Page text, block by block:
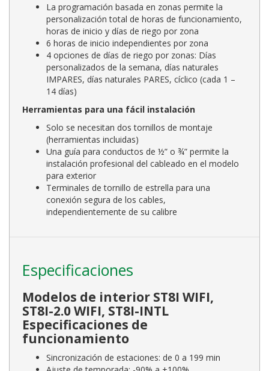
La programación basada en zonas permite la
personalización total de horas de funcionamiento,
horas de inicio y días de riego por zona
6 horas de inicio independientes por zona
4 opciones de días de riego por zonas: Días
personalizados de la semana, días naturales
IMPARES, días naturales PARES, cíclico (cada 1 –
14 días)
Herramientas para una fácil instalación
Solo se necesitan dos tornillos de montaje
(herramientas incluidas)
Una guía para conductos de ½” o ¾” permite la
instalación profesional del cableado en el modelo
para exterior
Terminales de tornillo de estrella para una
conexión segura de los cables,
independientemente de su calibre
Especificaciones
Modelos de interior ST8I WIFI,
ST8I-2.0 WIFI, ST8I-INTL
Especificaciones de
funcionamiento
Sincronización de estaciones: de 0 a 199 min